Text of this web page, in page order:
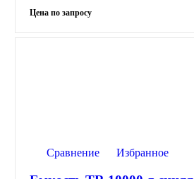
Сравнение Избранное